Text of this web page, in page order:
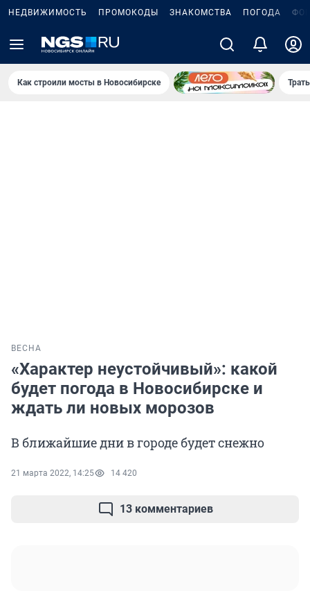
НЕДВИЖИМОСТЬ ПРОМОКОДЫ ЗНАКОМСТВА ПОГОДА
Как строили мосты в Новосибирске
ВЕСНА
«Характер неустойчивый»: какой
будет погода в Новосибирске и
ждать ли новых морозов
В ближайшие дни в городе будет снежно
21 марта 2022, 14:25 14 420
13 комментариев